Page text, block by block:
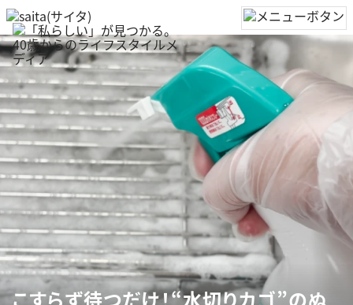
こすらず待つだけ！“水切りカゴ”のぬ